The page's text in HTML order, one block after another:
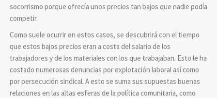
socorrismo porque ofrecía unos precios tan bajos que nadie podía
competir.
Como suele ocurrir en estos casos, se descubrirá con el tiempo
que estos bajos precios eran a costa del salario de los
trabajadores y de los materiales con los que trabajaban. Esto le ha
costado numerosas denuncias por explotación laboral así como
por persecución sindical. A esto se suma sus supuestas buenas
relaciones en las altas esferas de la política comunitaria, como